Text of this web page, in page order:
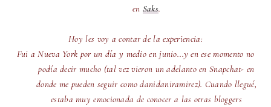
en Saks.
Hoy les voy a contar de la experiencia:
Fui a Nueva York por un día y medio en junio...y en ese momento no
podía decir mucho (tal vez vieron unadelantoen Snapchat- en
donde me pueden seguir como danidaniramirez). Cuando llegué,
estaba muy emocionada de conocer a las otras bloggers